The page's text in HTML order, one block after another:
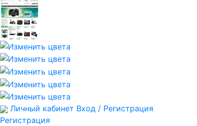
Личный кабинет Вход / Регистрация
Регистрация